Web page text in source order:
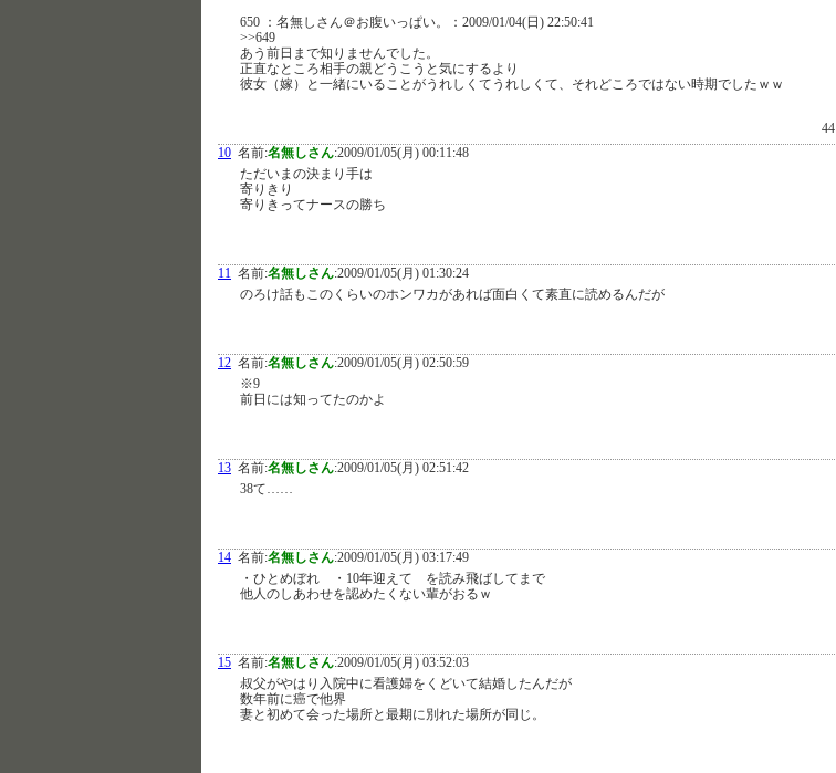
650 ：名無しさん＠お腹いっぱい。：2009/01/04(日) 22:50:41
>>649
あう前日まで知りませんでした。
正直なところ相手の親どうこうと気にするより
彼女（嫁）と一緒にいることがうれしくてうれしくて、それどころではない時期でしたｗｗ
44
10 名前:名無しさん:2009/01/05(月) 00:11:48
ただいまの決まり手は
寄りきり
寄りきってナースの勝ち
11 名前:名無しさん:2009/01/05(月) 01:30:24
のろけ話もこのくらいのホンワカがあれば面白くて素直に読めるんだが
12 名前:名無しさん:2009/01/05(月) 02:50:59
※9
前日には知ってたのかよ
13 名前:名無しさん:2009/01/05(月) 02:51:42
38て……
14 名前:名無しさん:2009/01/05(月) 03:17:49
・ひとめぼれ ・10年迎えて を読み飛ばしてまで
他人のしあわせを認めたくない輩がおるｗ
15 名前:名無しさん:2009/01/05(月) 03:52:03
叔父がやはり入院中に看護婦をくどいて結婚したんだが
数年前に癌で他界
妻と初めて会った場所と最期に別れた場所が同じ。